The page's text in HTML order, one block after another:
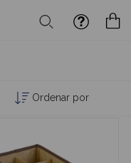
Buscar
Ordenar por